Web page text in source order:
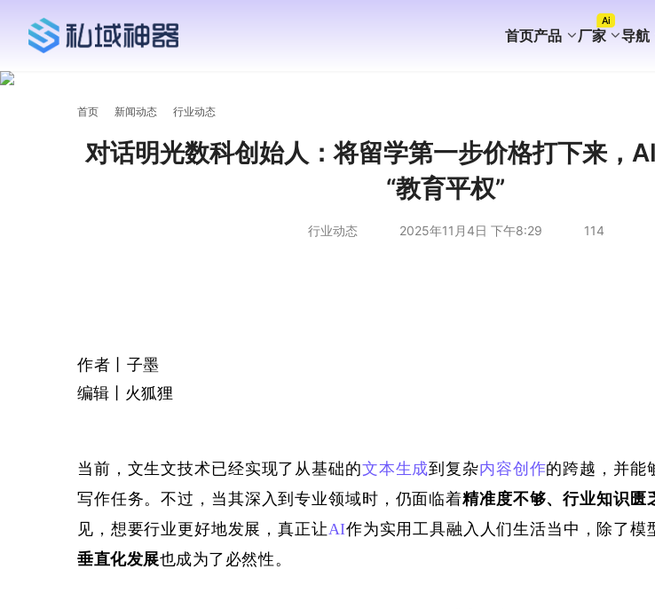
首页产品 厂家
Ai
导航
首页 新闻动态 行业动态
对话明光数科创始人：将留学第一步价格打下来，
“教育平权”
行业动态 2025年11月4日 下午8:29 114
作者丨子墨
编辑丨火狐狸
当前，文生文技术已经实现了从基础的文本生成到复杂内容创作的跨越，并能
写作任务。不过，当其深入到专业领域时，仍面临着精准度不够、行业知识匮
见，想要行业更好地发展，真正让AI作为实用工具融入人们生活当中，除了模
垂直化发展也成为了必然性。